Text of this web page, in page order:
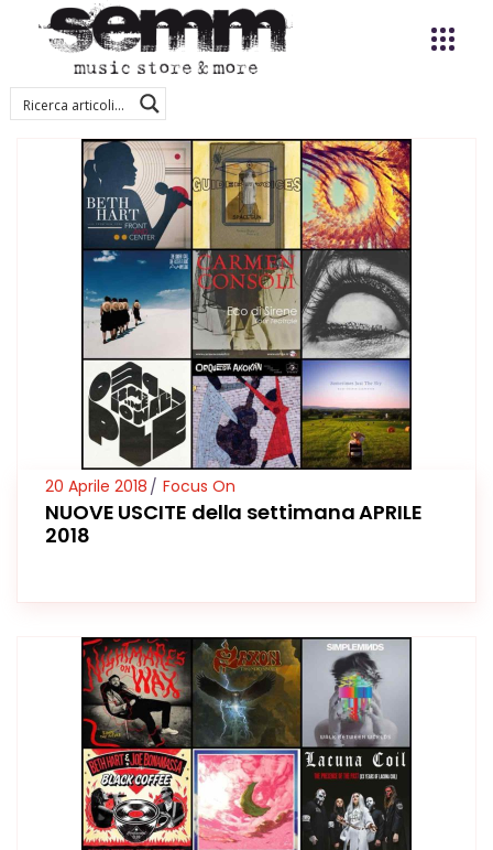
20 Aprile 2018 Focus On
NUOVE USCITE della settimana APRILE
2018